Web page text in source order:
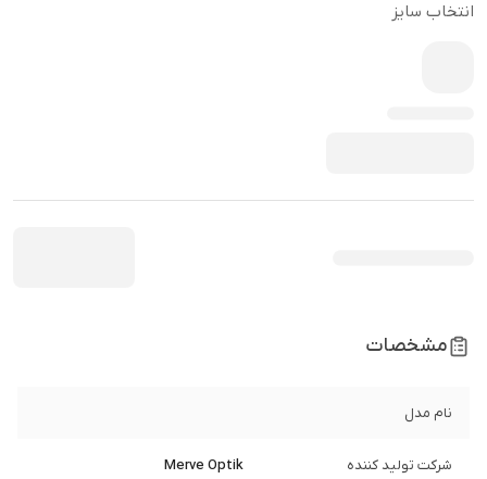
انتخاب سایز
مشخصات
نام مدل
شرکت تولید کننده Merve Optik